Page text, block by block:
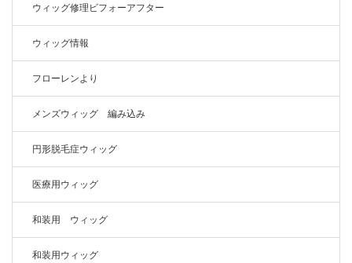
ウィッグ修理ビフォーアフター
ウィッグ情報
フローレンより
メンズウィッグ 編み込み
円形脱毛症ウィッグ
医療用ウィッグ
和装用 ウィッグ
和装用ウィッグ